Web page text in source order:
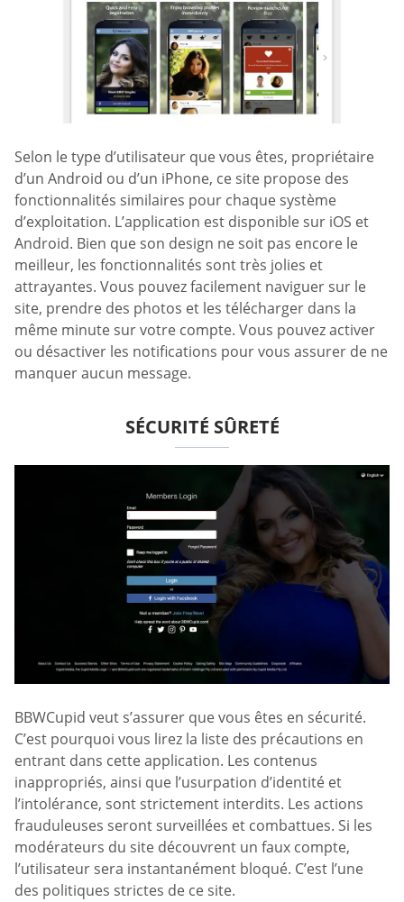
Selon le type d’utilisateur que vous êtes, propriétaire
d’un Android ou d’un iPhone, ce site propose des
fonctionnalités similaires pour chaque système
d’exploitation. L’application est disponible sur iOS et
Android. Bien que son design ne soit pas encore le
meilleur, les fonctionnalités sont très jolies et
attrayantes. Vous pouvez facilement naviguer sur le
site, prendre des photos et les télécharger dans la
même minute sur votre compte. Vous pouvez activer
ou désactiver les notifications pour vous assurer de ne
manquer aucun message.
SÉCURITÉ SÛRETÉ
BBWCupid veut s’assurer que vous êtes en sécurité.
C’est pourquoi vous lirez la liste des précautions en
entrant dans cette application. Les contenus
inappropriés, ainsi que l’usurpation d’identité et
l’intolérance, sont strictement interdits. Les actions
frauduleuses seront surveillées et combattues. Si les
modérateurs du site découvrent un faux compte,
l’utilisateur sera instantanément bloqué. C’est l’une
des politiques strictes de ce site.